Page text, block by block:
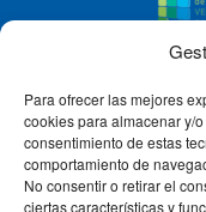
Para ofrecer las mejores
cookies para almacenar y/
consentimiento de estas
comportamiento de
No consentir o retirar el
ciertas características y
CLÍNICA
QUIÉNES